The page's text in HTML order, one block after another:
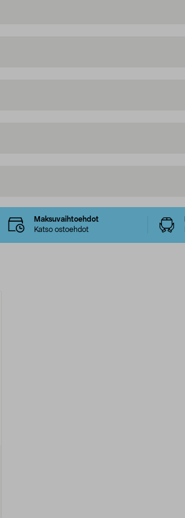
Maksuvaihtoehdot
Katso ostoehdot